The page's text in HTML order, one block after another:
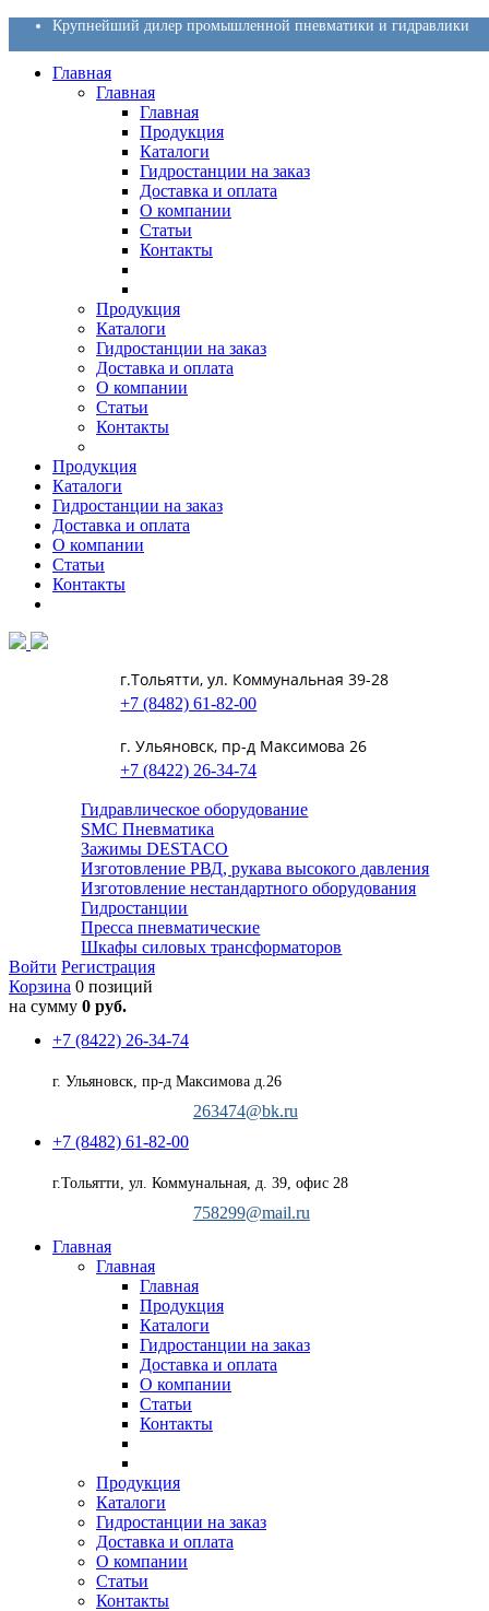
Крупнейший дилер промышленной пневматики и гидравлики
Главная
Главная
Главная
Продукция
Каталоги
Гидростанции на заказ
Доставка и оплата
О компании
Статьи
Контакты
Продукция
Каталоги
Гидростанции на заказ
Доставка и оплата
О компании
Статьи
Контакты
Продукция
Каталоги
Гидростанции на заказ
Доставка и оплата
О компании
Статьи
Контакты
г.Тольятти, ул. Коммунальная 39-28
+7 (8482) 61-82-00
г. Ульяновск, пр-д Максимова 26
+7 (8422) 26-34-74
Гидравлическое оборудование
SMC Пневматика
Зажимы DESTACO
Изготовление РВД, рукава высокого давления
Изготовление нестандартного оборудования
Гидростанции
Пресса пневматические
Шкафы силовых трансформаторов
Войти Регистрация
Корзина 0 позиций
на сумму 0 руб.
+7 (8422) 26-34-74
г. Ульяновск, пр-д Максимова д.26
263474@bk.ru
+7 (8482) 61-82-00
г.Тольятти, ул. Коммунальная, д. 39, офис 28
758299@mail.ru
Главная
Главная
Главная
Продукция
Каталоги
Гидростанции на заказ
Доставка и оплата
О компании
Статьи
Контакты
Продукция
Каталоги
Гидростанции на заказ
Доставка и оплата
О компании
Статьи
Контакты